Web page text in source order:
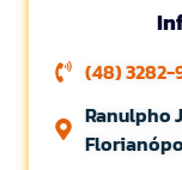
(48) 3282-
Ranulpho